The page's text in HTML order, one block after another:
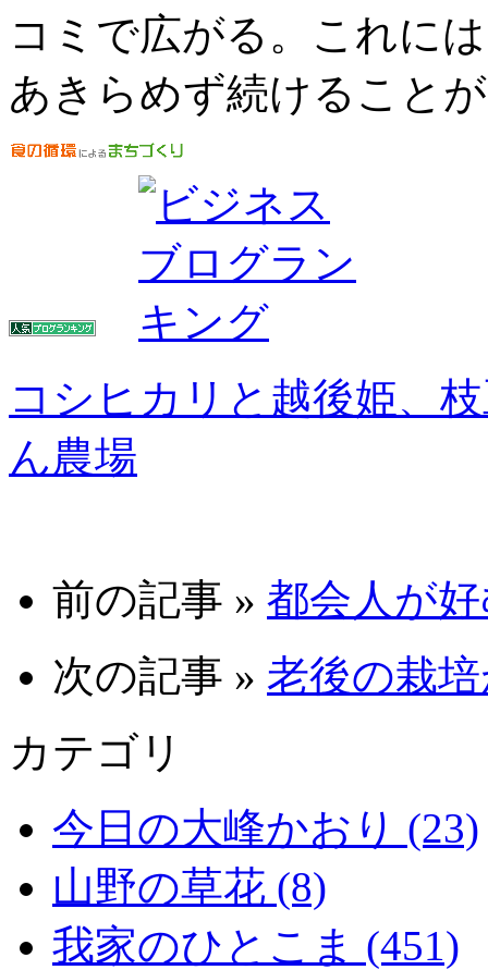
コミで広がる。これに
あきらめず続けること
コシヒカリと越後姫、
ん農場
前の記事 » 都会人が
次の記事 » 老後の栽
カテゴリ
今日の大峰かおり (23)
山野の草花 (8)
我家のひとこま (451)